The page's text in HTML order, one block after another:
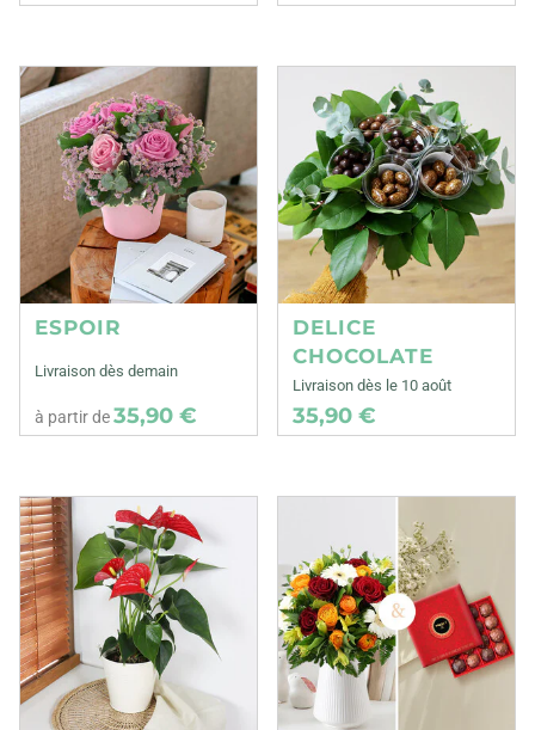
ESPOIR
Livraison dès demain
à partir de35,90 €
DELICE
CHOCOLATE
Livraison dès le 10 août
35,90 €